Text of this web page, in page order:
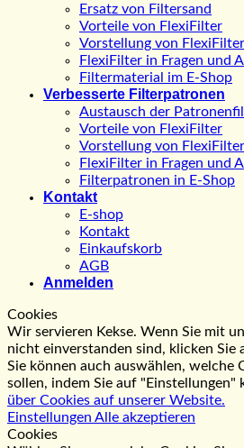
Ersatz von Filtersand
Vorteile von FlexiFilter
Vorstellung von FlexiFilter
FlexiFilter in Fragen und
Filtermaterial im E-Shop
Verbesserte Filterpatronen
Austausch der
Vorteile von FlexiFilter
Vorstellung von FlexiFilter
FlexiFilter in Fragen und
Filterpatronen in E-Shop
Kontakt
E-shop
Kontakt
Einkaufskorb
AGB
Anmelden
Cookies
Wir servieren Kekse. Wenn Sie mit
nicht einverstanden sind, klicken Sie
Sie können auch auswählen, welche
sollen, indem Sie auf "Einstellungen"
über Cookies auf unserer Website.
Einstellungen Alle akzeptieren
Cookies